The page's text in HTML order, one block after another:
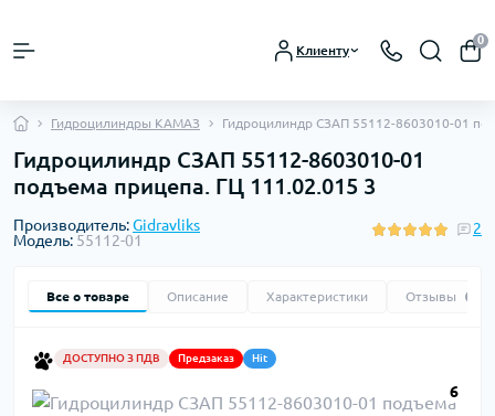
Клиенту
0
Гидроцилиндры КАМАЗ Гидроцилиндр СЗАП 55112-8603010-01
Гидроцилиндр СЗАП 55112-8603010-01
подъема прицепа. ГЦ 111.02.015 3
Производитель:Gidravliks
Модель: 55112-01
2
Все о товаре Описание Характеристики Отзывы
ДОСТУПНО З ПДВ Предзаказ Hit
6